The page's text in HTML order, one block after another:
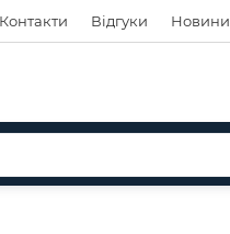
Контакти Відгуки Новини